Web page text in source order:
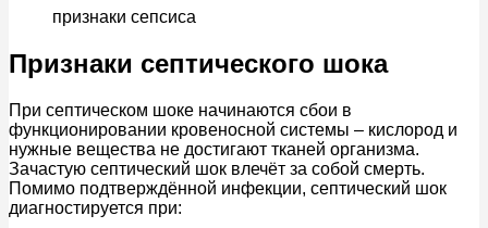
признаки сепсиса
Признаки септического шока
При септическом шоке начинаются сбои в
функционировании кровеносной системы – кислород и
нужные вещества не достигают тканей организма.
Зачастую септический шок влечёт за собой смерть.
Помимо подтверждённой инфекции, септический шок
диагностируется при: